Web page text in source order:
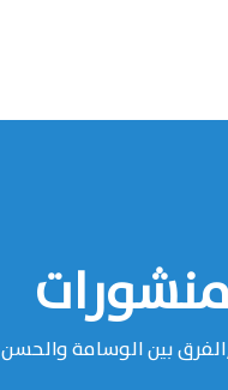
الفرق بين الوسامة والحسن